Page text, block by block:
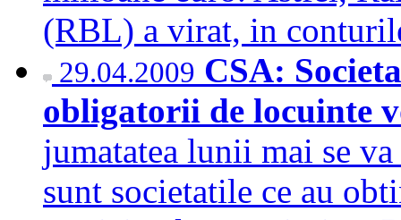
(RBL) a virat, in
29.04.2009 CSA:
obligatorii de locuinte
jumatatea lunii mai se
sunt societatile ce au